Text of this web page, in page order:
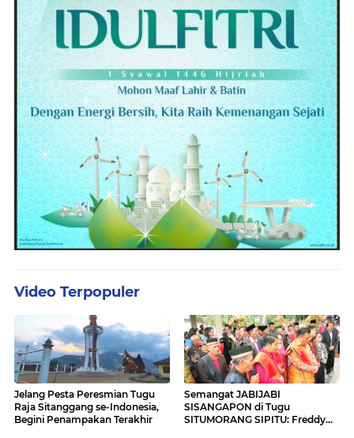
Video Terpopuler
Jelang Pesta Peresmian Tugu
Raja Sitanggang se-Indonesia,
Begini Penampakan Terakhir
Semangat JABIJABI
SISANGAPON di Tugu
SITUMORANG SIPITU: Freddy